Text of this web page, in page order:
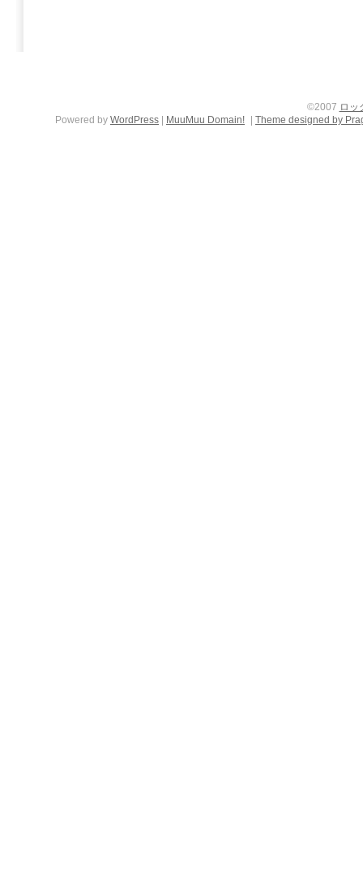
©2007 ロッ
Powered by WordPress MuuMuu Domain! Theme designed by